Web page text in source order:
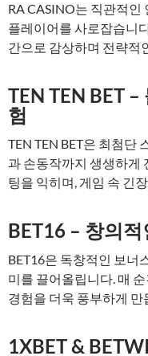
RA CASINO는 직관적인
플레이어를 사로잡습니
간으로 감상하며 전략적
TEN TEN BET
험
TEN TEN BET은 최첨단
과 손동작까지 생생하게
팅을 익히며, 게임 속 긴
BET16 – 창의
BET16은 독창적인 보너
미를 끌어올립니다. 매
경험을 더욱 풍부하게 만
1XBET &